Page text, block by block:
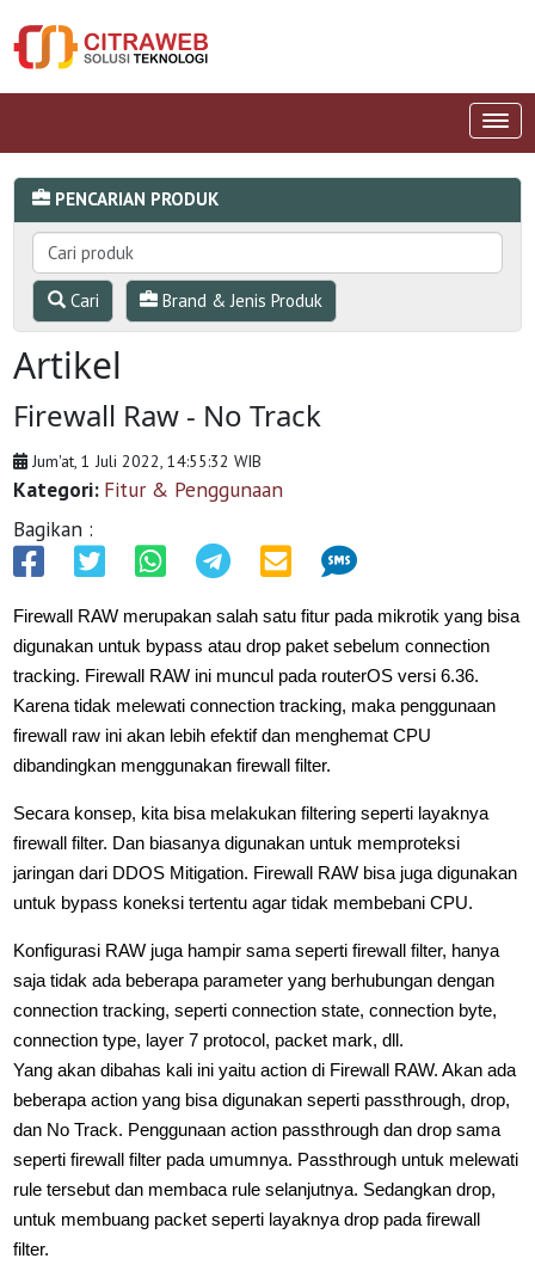
PENCARIAN PRODUK
Cari Brand & Jenis Produk
Artikel
Firewall Raw - No Track
Jum'at, 1 Juli 2022, 14:55:32 WIB
Kategori: Fitur & Penggunaan
Bagikan :
Firewall RAW merupakan salah satu fitur pada mikrotik yang bisa
digunakan untuk bypass atau drop paket sebelum connection
tracking. Firewall RAW ini muncul pada routerOS versi 6.36.
Karena tidak melewati connection tracking, maka penggunaan
firewall raw ini akan lebih efektif dan menghemat CPU
dibandingkan menggunakan firewall filter.
Secara konsep, kita bisa melakukan filtering seperti layaknya
firewall filter. Dan biasanya digunakan untuk memproteksi
jaringan dari DDOS Mitigation. Firewall RAW bisa juga digunakan
untuk bypass koneksi tertentu agar tidak membebani CPU.
Konfigurasi RAW juga hampir sama seperti firewall filter, hanya
saja tidak ada beberapa parameter yang berhubungan dengan
connection tracking, seperti connection state, connection byte,
connection type, layer 7 protocol, packet mark, dll.
Yang akan dibahas kali ini yaitu action di Firewall RAW. Akan ada
beberapa action yang bisa digunakan seperti passthrough, drop,
dan No Track. Penggunaan action passthrough dan drop sama
seperti firewall filter pada umumnya. Passthrough untuk melewati
rule tersebut dan membaca rule selanjutnya. Sedangkan drop,
untuk membuang packet seperti layaknya drop pada firewall
filter.